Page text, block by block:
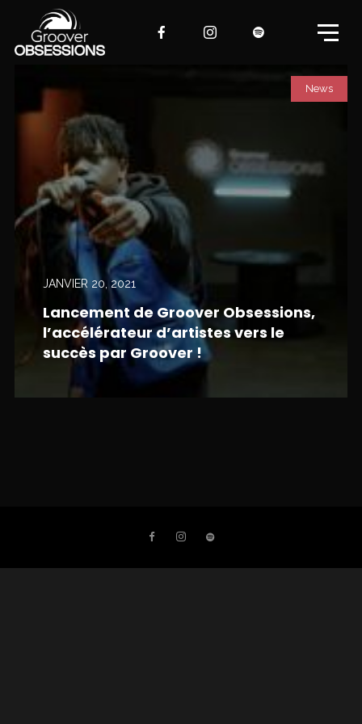
News
JANVIER 20, 2021
Lancement de Groover Obsessions,
l’accélérateur d’artistes vers le
succès par Groover !